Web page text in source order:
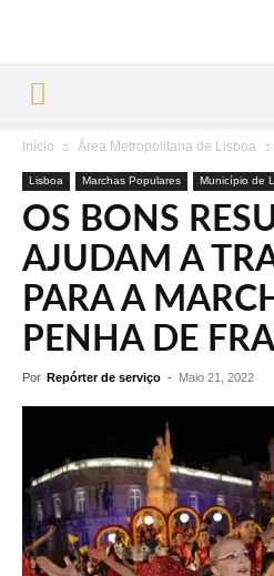
Início Área Metropolitana de Lisboa
Lisboa Marchas Populares Município de
OS BONS
AJUDAM A
PARA A
PENHA DE
Por Repórter de serviço - Maio 21, 2022